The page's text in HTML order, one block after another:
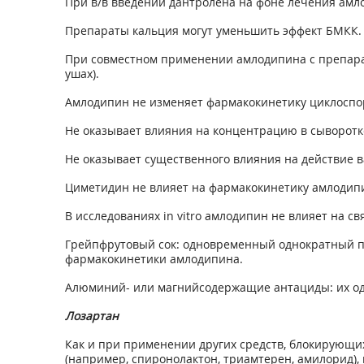
Препараты кальция могут уменьшить эффект БМКК.
При совместном применении амлодипина с
ушах).
Амлодипин не изменяет фармакокинетику
Не оказывает влияния на концентрацию в
Не оказывает существенного влияния на
Циметидин не влияет на фармакокинетику
В исследованиях in vitro амлодипин не влияет на
Грейпфрутовый сок: одновременный однократный
фармакокинетики амлодипина.
Алюминий- или магнийсодержащие антациды: их
Лозартан
Как и при применении других средств,
(например, спиронолактон, триамтерен,